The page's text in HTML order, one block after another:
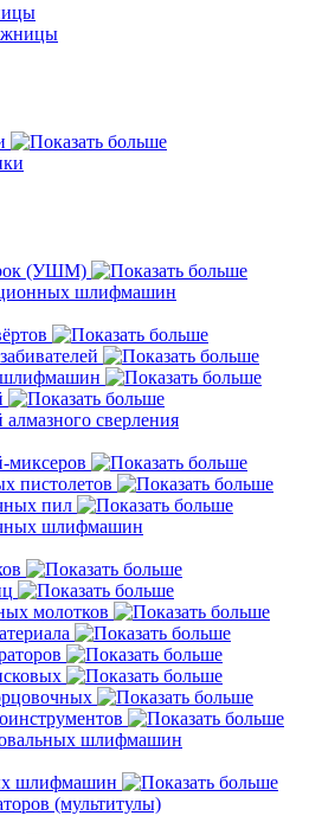
(УШМ)
шлифмашин
сверления
миксеров
пистолетов
пил
шлифмашин
молотков
шлифмашин
шлифмашин
(мультитулы)